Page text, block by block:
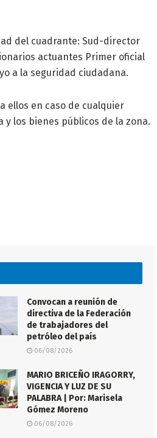
del cuadrante: Sud-director
actuantes Primer oficial
a la seguridad ciudadana.
ellos en caso de cualquier
los bienes públicos de la zona.
Convocan a reunión de
directiva de la Federación
de trabajadores del
petróleo del país
06/08/2026
MARIO BRICEÑO IRAGORRY,
VIGENCIA Y LUZ DE SU
PALABRA | Por: Marisela
Gómez Moreno
06/08/2026